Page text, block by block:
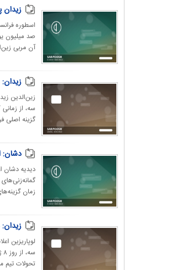
زیدان پیشنهاد ۱۰۰ میلیون
صد میلیون
آن مربی
زین‌الدین
گزینه اصلی
دشان:
دیدیه دشان
زمان
لوپاریزین
‏تحولات تیم